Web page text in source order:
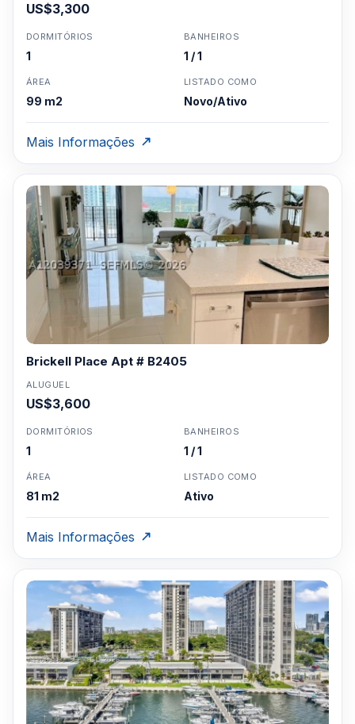
US$3,300
DORMITÓRIOS
1
BANHEIROS
1 / 1
ÁREA
99 m2
LISTADO COMO
Novo/Ativo
Mais Informações
Brickell Place Apt # B2405
ALUGUEL
US$3,600
DORMITÓRIOS
1
BANHEIROS
1 / 1
ÁREA
81 m2
LISTADO COMO
Ativo
Mais Informações